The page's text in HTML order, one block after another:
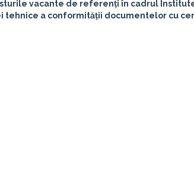
vacante de referenți în cadrul
tehnice a conformității documentelor cu